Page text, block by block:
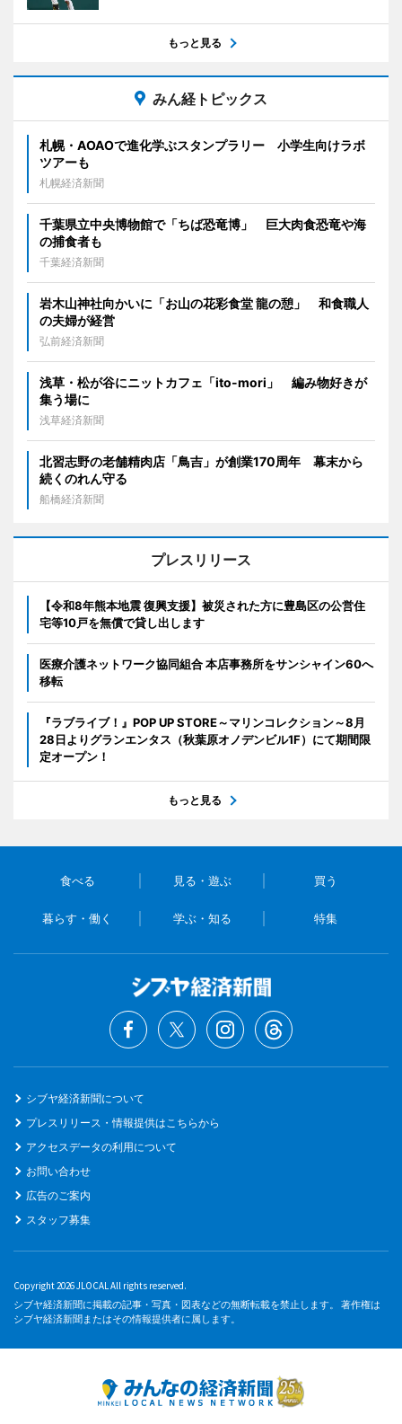
もっと見る
みん経トピックス
札幌・AOAOで進化学ぶスタンプラリー 小学生向けラボ
ツアーも
札幌経済新聞
千葉県立中央博物館で「ちば恐竜博」 巨大肉食恐竜や海
の捕食者も
千葉経済新聞
岩木山神社向かいに「お山の花彩食堂 龍の憩」 和食職人
の夫婦が経営
弘前経済新聞
浅草・松が谷にニットカフェ「ito-mori」 編み物好きが
集う場に
浅草経済新聞
北習志野の老舗精肉店「鳥吉」が創業170周年 幕末から
続くのれん守る
船橋経済新聞
プレスリリース
【令和8年熊本地震 復興支援】被災された方に豊島区の公営住
宅等10戸を無償で貸し出します
医療介護ネットワーク協同組合 本店事務所をサンシャイン60へ
移転
『ラブライブ！』POP UP STORE～マリンコレクション～8月
28日よりグランエンタス（秋葉原オノデンビル1F）にて期間限
定オープン！
もっと見る
食べる 見る・遊ぶ 買う
暮らす・働く 学ぶ・知る 特集
シブヤ経済新聞について
プレスリリース・情報提供はこちらから
アクセスデータの利用について
お問い合わせ
広告のご案内
スタッフ募集
Copyright 2026 JLOCAL All rights reserved.
シブヤ経済新聞に掲載の記事・写真・図表などの無断転載を禁止します。 著作権は
シブヤ経済新聞またはその情報提供者に属します。